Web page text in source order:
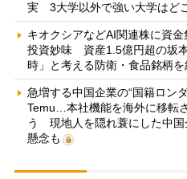
実 3大学以外で強い大学はど
キオクシアなどAI関連株に資
投資妙味 資産1.5億円超の坂
時」と考える防衛・食品銘柄を
急増する中国企業の“国籍ロン
Temu…本社機能を海外に移転
う 現地人を隠れ蓑にした中国
懸念も